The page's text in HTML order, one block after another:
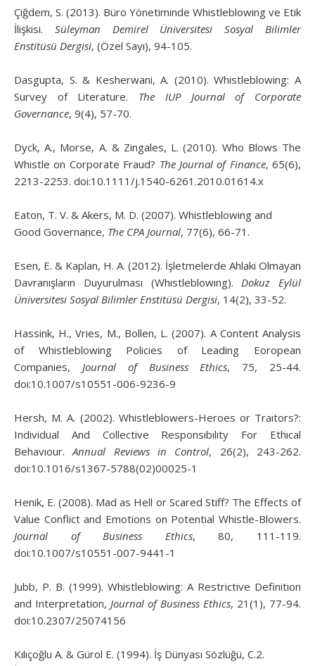
Çiğdem, S. (2013). Büro Yönetiminde Whistleblowing ve Etik
İlişkisi. Süleyman Demirel Üniversitesi Sosyal Bilimler
Enstitüsü Dergisi, (Özel Sayı), 94-105.
Dasgupta, S. & Kesherwani, A. (2010). Whistleblowing: A
Survey of Literature. The IUP Journal of Corporate
Governance, 9(4), 57-70.
Dyck, A., Morse, A. & Zingales, L. (2010). Who Blows The
Whistle on Corporate Fraud? The Journal of Finance, 65(6),
2213-2253. doi:10.1111/j.1540-6261.2010.01614.x
Eaton, T. V. & Akers, M. D. (2007). Whistleblowing and
Good Governance, The CPA Journal, 77(6), 66-71.
Esen, E. & Kaplan, H. A. (2012). İşletmelerde Ahlaki Olmayan
Davranışların Duyurulması (Whıstleblowıng). Dokuz Eylül
Üniversitesi Sosyal Bilimler Enstitüsü Dergisi, 14(2), 33-52.
Hassink, H., Vries, M., Bollen, L. (2007). A Content Analysis
of Whistleblowing Policies of Leading Eoropean
Companies, Journal of Business Ethics, 75, 25-44.
doi:10.1007/s10551-006-9236-9
Hersh, M. A. (2002). Whistleblowers-Heroes or Traıtors?:
Individual And Collective Responsıbılıty For Ethıcal
Behavıour.Annual Reviews in Control, 26(2), 243-262.
doi:10.1016/s1367-5788(02)00025-1
Henik, E. (2008). Mad as Hell or Scared Stiff? The Effects of
Value Conflict and Emotions on Potential Whistle-Blowers.
Journal of Business Ethics, 80, 111-119.
doi:10.1007/s10551-007-9441-1
Jubb, P. B. (1999). Whistleblowing: A Restrictive Definition
and Interpretation, Journal of Business Ethics, 21(1), 77-94.
doi:10.2307/25074156
Kılıçoğlu A. & Gürol E. (1994). İş Dünyası Sözlüğü, C.2.